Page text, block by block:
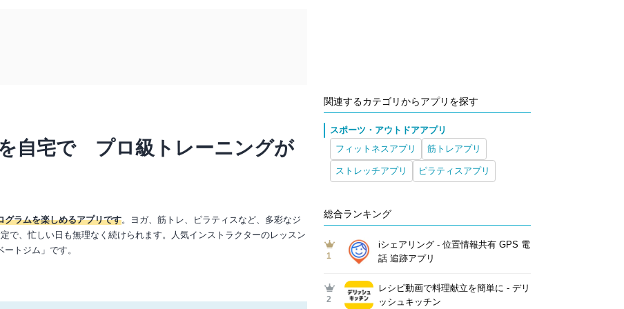
自宅で プロ級トレーニングが
グラムを楽しめるアプリです。ヨガ、筋トレ、ピラティスなど、多彩なジ
で、忙しい日も無理なく続けられます。人気インストラクターのレッスン
トジム」です。
関連するカテゴリからアプリを探す
スポーツ・アウトドアアプリ
フィットネスアプリ
筋トレアプリ
ストレッチアプリ ピラティスアプリ
総合ランキング
1
iシェアリング - 位置情報共有 GPS 電
話 追跡アプリ
2
レシピ動画で料理献立を簡単‪に - デリ
ッシュキッチン